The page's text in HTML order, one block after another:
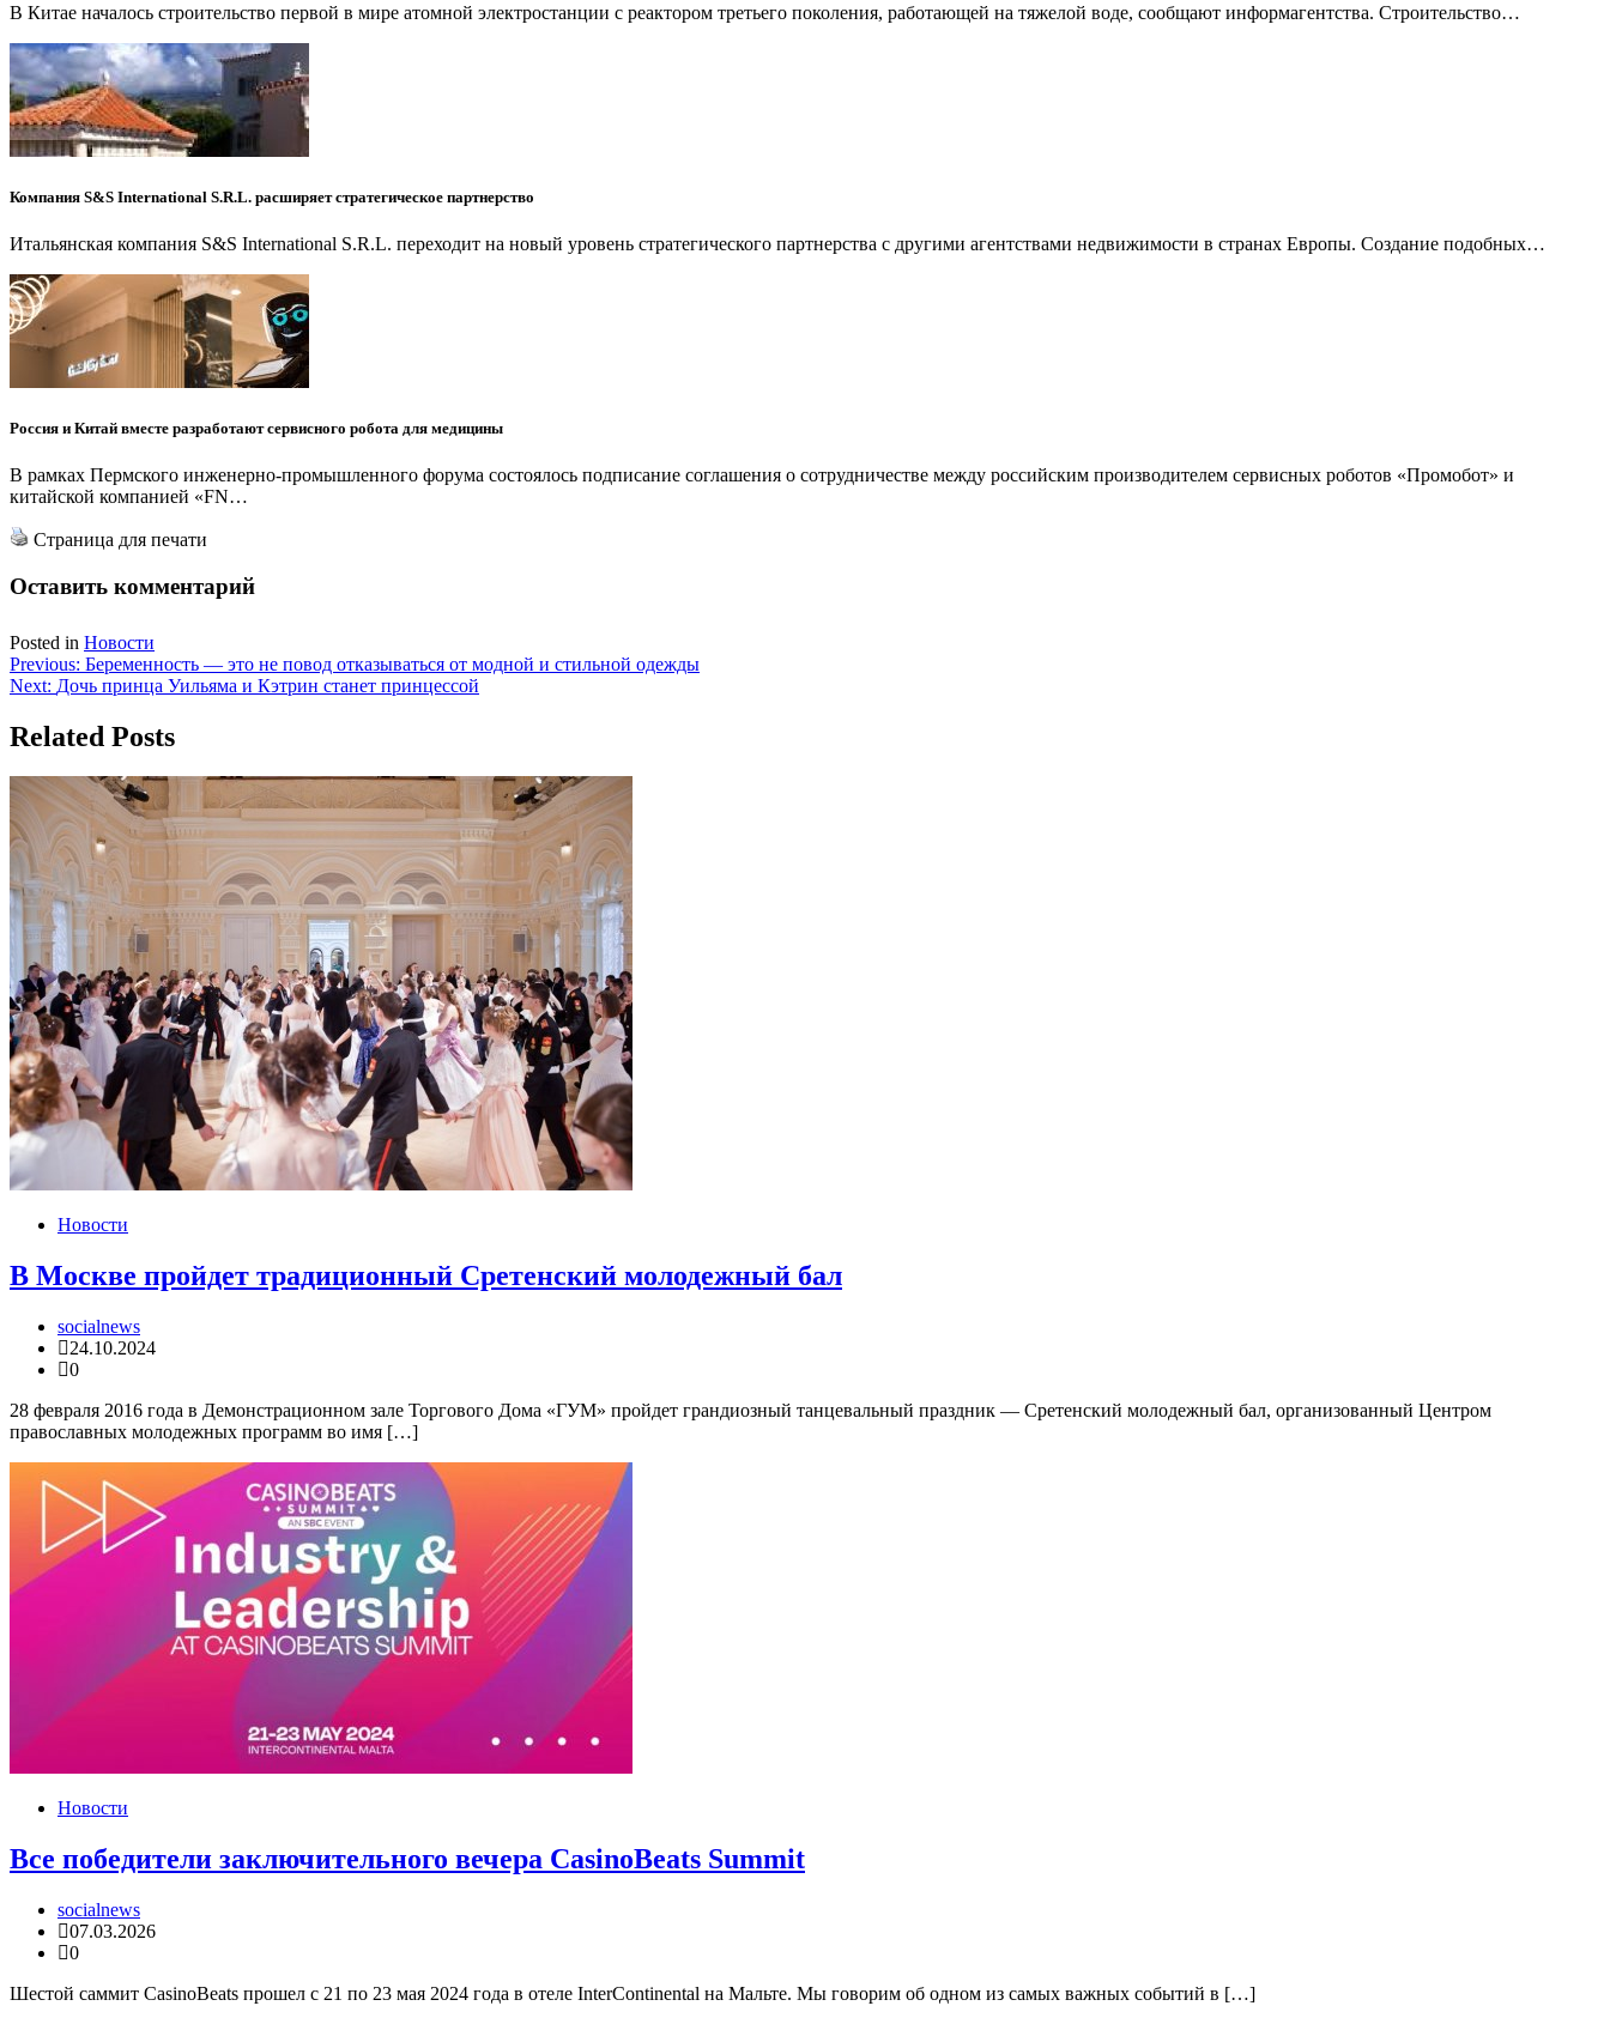
В Китае началось строительство первой в мире атомной электростанции с реактором третьего поколения, работающей на тяжелой воде, сообщают информагентства. Строительство…
Компания S&S International S.R.L. расширяет стратегическое партнерство
Итальянская компания S&S International S.R.L. переходит на новый уровень стратегического партнерства с другими агентствами недвижимости в странах Европы. Создание подобных…
Россия и Китай вместе разработают сервисного робота для медицины
В рамках Пермского инженерно-промышленного форума состоялось подписание соглашения о сотрудничестве между российским производителем сервисных роботов «Промобот» и
китайской компанией «FN…
Страница для печати
Оставить комментарий
Posted in Новости
Навигация
по
записям
Previous: Беременность — это не повод отказываться от модной и стильной одежды
Next: Дочь принца Уильяма и Кэтрин станет принцессой
Related Posts
Новости
В Москве пройдет традиционный Сретенский молодежный бал
socialnews
24.10.2024
0
28 февраля 2016 года в Демонстрационном зале Торгового Дома «ГУМ» пройдет грандиозный танцевальный праздник — Сретенский молодежный бал, организованный Центром
православных молодежных программ во имя […]
Новости
Все победители заключительного вечера CasinoBeats Summit
socialnews
07.03.2026
0
Шестой саммит CasinoBeats прошел с 21 по 23 мая 2024 года в отеле InterContinental на Мальте. Мы говорим об одном из самых важных событий в […]